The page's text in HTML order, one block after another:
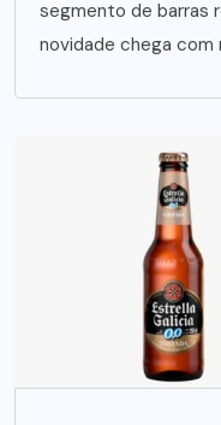
segmento de barras
novidade chega com